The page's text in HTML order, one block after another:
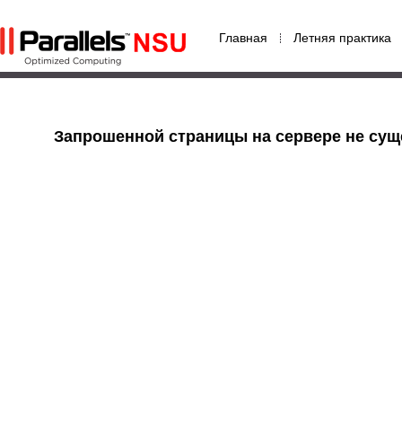
Главная Летняя практика
Запрошенной страницы на сервере не